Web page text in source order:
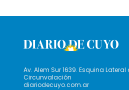
Av. Alem Sur 1639. Esquina Lateral
Circunvalación
diariodecuyo.com.ar